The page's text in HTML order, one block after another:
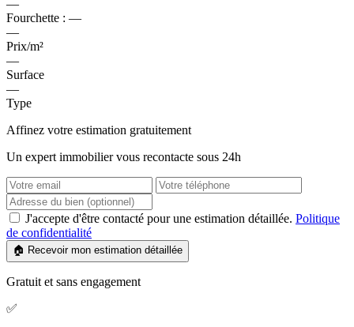
—
Fourchette : —
—
Prix/m²
—
Surface
—
Type
Affinez votre estimation gratuitement
Un expert immobilier vous recontacte sous 24h
J'accepte d'être contacté pour une estimation détaillée. Politique
de confidentialité
🏠 Recevoir mon estimation détaillée
Gratuit et sans engagement
✅